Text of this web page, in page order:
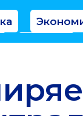
Мнение